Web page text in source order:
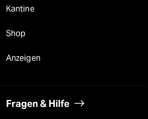
Kantine
Shop
Anzeigen
Fragen & Hilfe